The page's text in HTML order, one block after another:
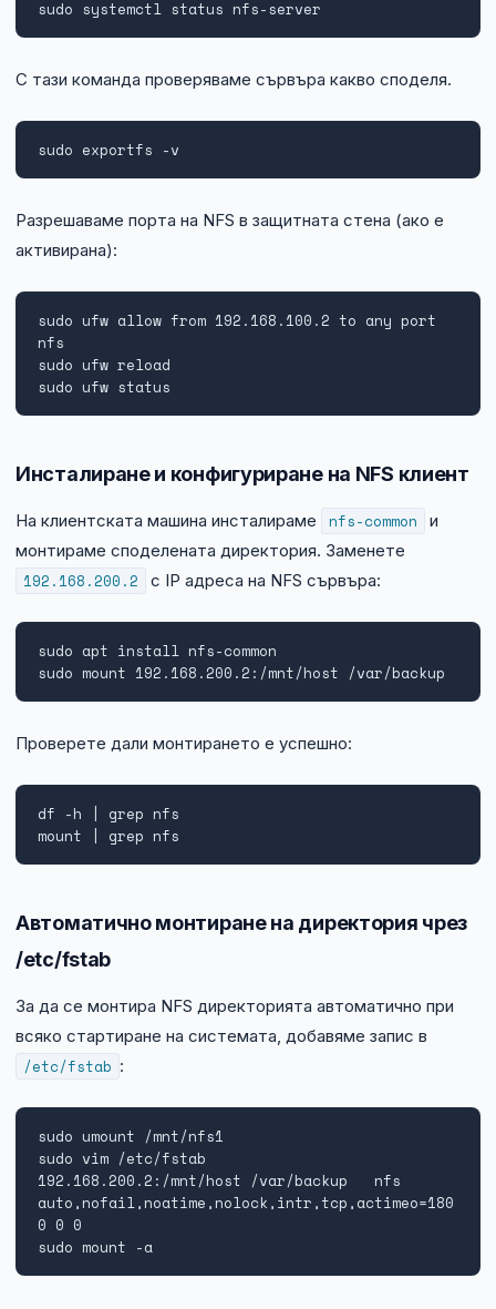
sudo systemctl status nfs-server
С тази команда проверяваме сървъра какво споделя.
sudo exportfs -v
Разрешаваме порта на NFS в защитната стена (ако е
активирана):
sudo ufw allow from 192.168.100.2 to any port
nfs
sudo ufw reload
sudo ufw status
Инсталиране и конфигуриране на NFS клиент
На клиентската машина инсталираме nfs-common
и
монтираме споделената директория. Заменете
192.168.200.2 с IP адреса на NFS сървъра:
sudo apt install nfs-common
sudo mount 192.168.200.2:/mnt/host /var/backup
Проверете дали монтирането е успешно:
df -h | grep nfs
mount | grep nfs
Автоматично монтиране на директория чрез
/etc/fstab
За да се монтира NFS директорията автоматично при
всяко стартиране на системата, добавяме запис в
/etc/fstab :
sudo umount /mnt/nfs1
sudo vim /etc/fstab
192.168.200.2:/mnt/host /var/backup   nfs
auto,nofail,noatime,nolock,intr,tcp,actimeo=180
0 0 0
sudo mount -a